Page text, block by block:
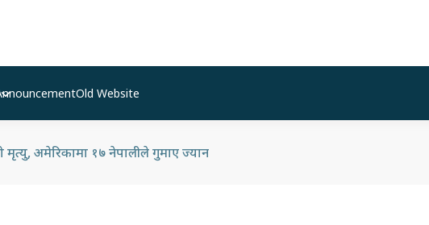
Old Website
मृत्यु, अमेरिकामा १७ नेपालीले गुमाए ज्यान